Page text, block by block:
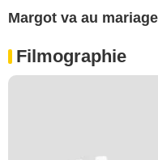
Margot va au
Filmographie